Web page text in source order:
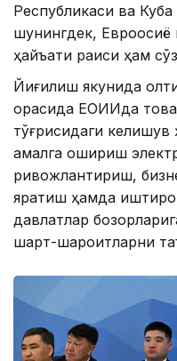
Республикаси ва
шунингдек, Евроосиё
ҳайъати раиси ҳам
Йиғилиш якунида
орасида ЕОИИда
тўғрисидаги
амалга ошириш
ривожлантириш,
яратиш ҳамда
давлатлар
шарт-шароитларни